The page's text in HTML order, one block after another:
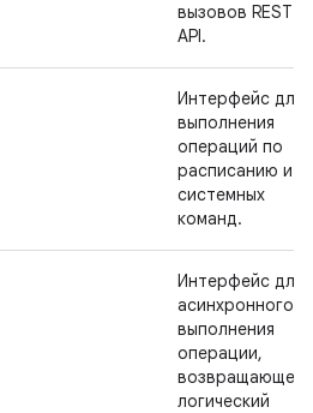
вызовов REST
API.
Интерфейс для
выполнения
операций по
расписанию и
системных
команд.
Интерфейс для
асинхронного
выполнения
операции,
возвращающей
логический